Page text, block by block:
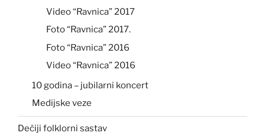
Video “Ravnica” 2017
Foto “Ravnica” 2017.
Foto “Ravnica” 2016
Video “Ravnica” 2016
10 godina – jubilarni koncert
Medijske veze
Dečiji folklorni sastav